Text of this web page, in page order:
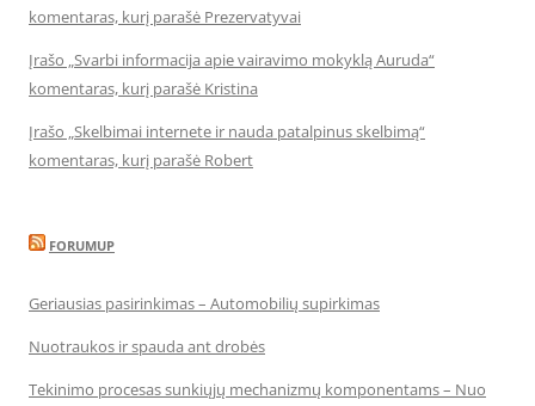
komentaras, kurį parašė Prezervatyvai
Įrašo „Svarbi informacija apie vairavimo mokyklą Auruda“
komentaras, kurį parašė Kristina
Įrašo „Skelbimai internete ir nauda patalpinus skelbimą“
komentaras, kurį parašė Robert
FORUMUP
Geriausias pasirinkimas – Automobilių supirkimas
Nuotraukos ir spauda ant drobės
Tekinimo procesas sunkiųjų mechanizmų komponentams – Nuo